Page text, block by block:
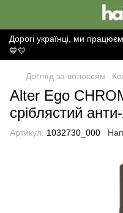
Дорогі українці, ми
💙💛
Догляд за волоссям
Alter Ego
сріблястий
Артикул: 1032730_000